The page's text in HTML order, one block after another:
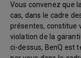
Vous convenez que
cas, dans le cadre
présentes, constitue
violation de la
ci-dessus, BenQ est